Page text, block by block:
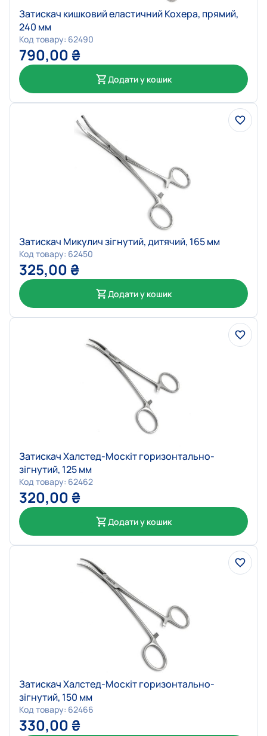
Затискач кишковий еластичний Кохера, прямий,
240 мм
Код товару: 62490
790,00 ₴
Додати у кошик
Затискач Микулич зігнутий, дитячий, 165 мм
Код товару: 62450
325,00 ₴
Додати у кошик
Затискач Халстед-Москіт горизонтально-
зігнутий, 125 мм
Код товару: 62462
320,00 ₴
Додати у кошик
Затискач Халстед-Москіт горизонтально-
зігнутий, 150 мм
Код товару: 62466
330,00 ₴